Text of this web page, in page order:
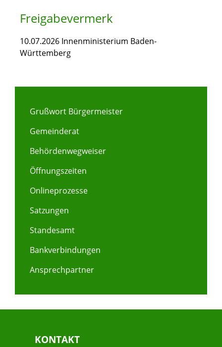
Freigabevermerk
10.07.2026 Innenministerium Baden-
Württemberg
Grußwort Bürgermeister
Gemeinderat
Behördenwegweiser
Öffnungszeiten
Onlineprozesse
Satzungen
Standesamt
Bankverbindungen
Ansprechpartner
KONTAKT